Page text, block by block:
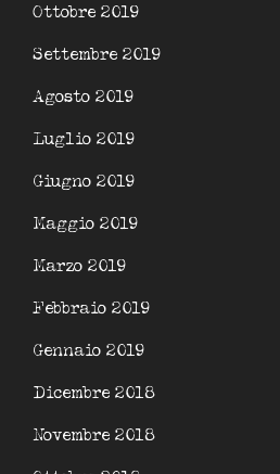
Ottobre 2019
Settembre 2019
Agosto 2019
Luglio 2019
Giugno 2019
Maggio 2019
Marzo 2019
Febbraio 2019
Gennaio 2019
Dicembre 2018
Novembre 2018